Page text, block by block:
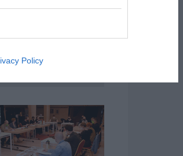
Policy